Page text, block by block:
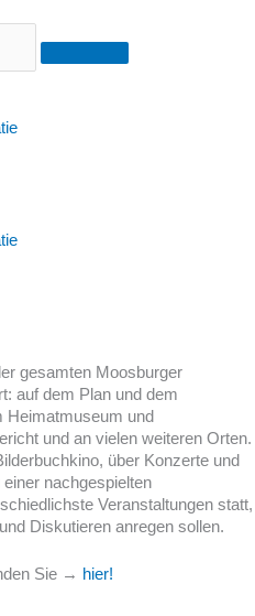
gesamten Moosburger
auf dem Plan und dem
Heimatmuseum und
und an vielen weiteren Orten.
über Konzerte und
nachgespielten
Veranstaltungen statt,
Diskutieren anregen sollen.
Sie → hier!